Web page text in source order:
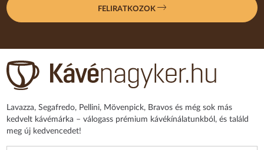
FELIRATKOZOK
Lavazza, Segafredo, Pellini, Mövenpick, Bravos és még sok más
kedvelt kávémárka – válogass prémium kávékínálatunkból, és találd
meg új kedvencedet!